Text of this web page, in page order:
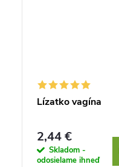
Lízatko vagína
2,44 €
Skladom -
odosielame ihneď